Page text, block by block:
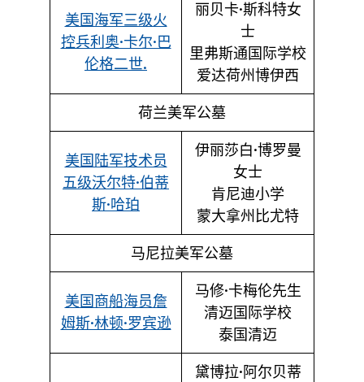
美国海军三级火
控兵利奥·卡尔·巴
伦格二世.
丽贝卡·斯科特女
士
里弗斯通国际学校
爱达荷州博伊西
荷兰美军公墓
美国陆军技术员
五级沃尔特·伯蒂
斯·哈珀
伊丽莎白·博罗曼
女士
肯尼迪小学
蒙大拿州比尤特
马尼拉美军公墓
美国商船海员詹
姆斯·林顿·罗宾逊
马修·卡梅伦先生
清迈国际学校
泰国清迈
黛博拉·阿尔贝蒂